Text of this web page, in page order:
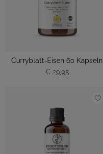
Curryblatt-Eisen 60 Kapseln
€ 29,95